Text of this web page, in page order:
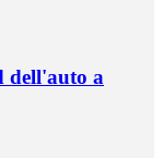
dell'auto a